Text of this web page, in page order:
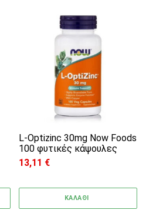
L-Optizinc 30mg Now Foods
100 φυτικές κάψουλες
13,11 €
ΚΑΛΑΘΙ